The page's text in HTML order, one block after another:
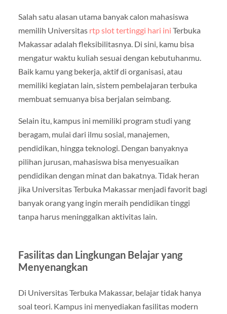
Salah satu alasan utama banyak calon mahasiswa
memilih Universitas rtp slot tertinggi hari ini Terbuka
Makassar adalah fleksibilitasnya. Di sini, kamu bisa
mengatur waktu kuliah sesuai dengan kebutuhanmu.
Baik kamu yang bekerja, aktif di organisasi, atau
memiliki kegiatan lain, sistem pembelajaran terbuka
membuat semuanya bisa berjalan seimbang.
Selain itu, kampus ini memiliki program studi yang
beragam, mulai dari ilmu sosial, manajemen,
pendidikan, hingga teknologi. Dengan banyaknya
pilihan jurusan, mahasiswa bisa menyesuaikan
pendidikan dengan minat dan bakatnya. Tidak heran
jika Universitas Terbuka Makassar menjadi favorit bagi
banyak orang yang ingin meraih pendidikan tinggi
tanpa harus meninggalkan aktivitas lain.
Fasilitas dan Lingkungan Belajar yang
Menyenangkan
Di Universitas Terbuka Makassar, belajar tidak hanya
soal teori. Kampus ini menyediakan fasilitas modern